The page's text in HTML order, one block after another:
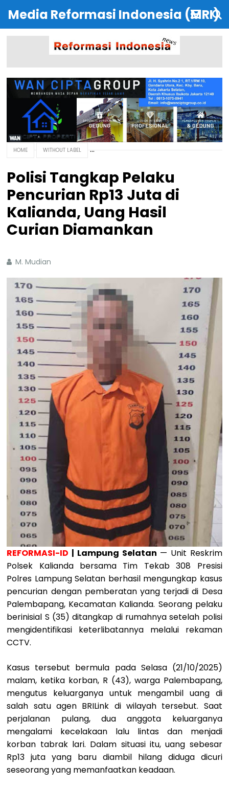
Media Reformasi Indonesia (MRI)
HOME WITHOUT LABEL
Polisi Tangkap Pelaku
Pencurian Rp13 Juta di
Kalianda, Uang Hasil
Curian Diamankan
M. Mudian
REFORMASI-ID | Lampung Selatan — Unit Reskrim
Polsek Kalianda bersama Tim Tekab 308 Presisi
Polres Lampung Selatan berhasil mengungkap kasus
pencurian dengan pemberatan yang terjadi di Desa
Palembapang, Kecamatan Kalianda. Seorang pelaku
berinisial S (35) ditangkap di rumahnya setelah polisi
mengidentifikasi keterlibatannya melalui rekaman
CCTV.
Kasus tersebut bermula pada Selasa (21/10/2025)
malam, ketika korban, R (43), warga Palembapang,
mengutus keluarganya untuk mengambil uang di
salah satu agen BRILink di wilayah tersebut. Saat
perjalanan pulang, dua anggota keluarganya
mengalami kecelakaan lalu lintas dan menjadi
korban tabrak lari. Dalam situasi itu, uang sebesar
Rp13 juta yang baru diambil hilang diduga dicuri
seseorang yang memanfaatkan keadaan.